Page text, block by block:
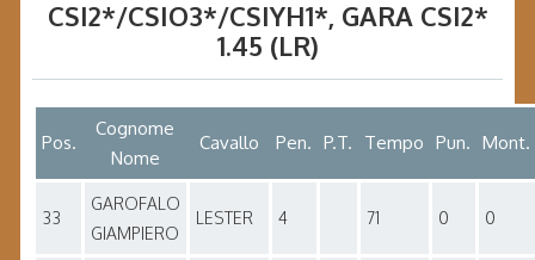
CSI2*/CSIO3*/CSIYH1*, GARA CSI2*
1.45 (LR)
Pos.
Cognome
Nome
Cavallo Pen. P.T. Tempo Pun. Mont.
33
GAROFALO
GIAMPIERO
LESTER 4 71 0 0